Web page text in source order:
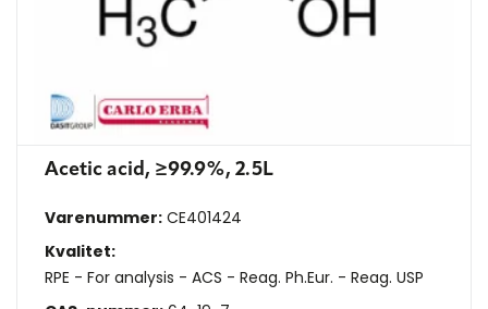
Acetic acid, ≥99.9%, 2.5L
Varenummer: CE401424
Kvalitet:
RPE - For analysis - ACS - Reag. Ph.Eur. - Reag. USP